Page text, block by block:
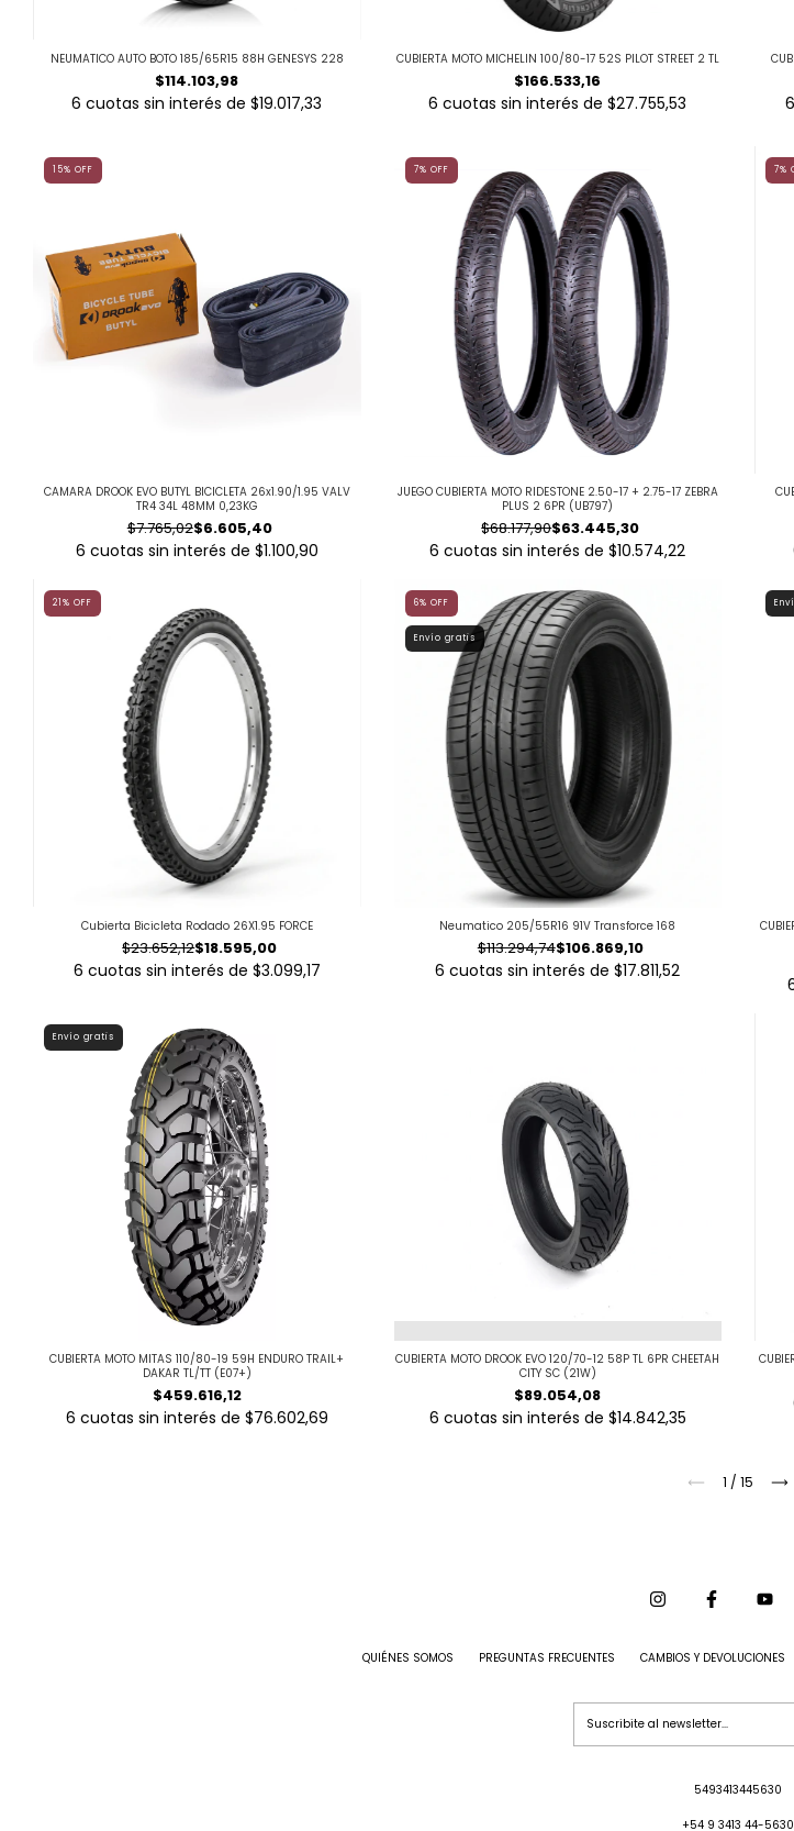
NEUMATICO AUTO BOTO 185/65R15 88H GENESYS 228
$114.103,98
6 cuotas sin interés de$19.017,33
CUBIERTA MOTO MICHELIN 100/80-17 52S PILOT STREET 2 TL
$166.533,16
6 cuotas sin interés de$27.755,53 6
15% OFF
CAMARA DROOK EVO BUTYL BICICLETA 26x1.90/1.95 VALV
TR4 34L 48MM 0,23KG
$6.605,40
$7.765,02
6 cuotas sin interés de $1.100,90
7% OFF
JUEGO CUBIERTA MOTO RIDESTONE 2.50-17 + 2.75-17 ZEBRA
PLUS 2 6PR (UB797)
$63.445,30
$68.177,90
6 cuotas sin interés de$10.574,22
7%
21 % OFF
Cubierta Bicicleta Rodado 26X1.95 FORCE
$18.595,00
$23.652,12
6 cuotas sin interés de $3.099,17
6% OFF
Envío gratis
Neumatico 205/55R16 91V Transforce 168
$106.869,10
$113.294,74
6 cuotas sin interés de$17.811,52
Envío gratis
CUBIERTA MOTO MITAS 110/80-19 59H ENDURO TRAIL+
DAKAR TL/TT (E07+)
$459.616,12
6 cuotas sin interés de $76.602,69
CUBIERTA MOTO DROOK EVO 120/70-12 58P TL 6PR CHEETAH
CITY SC (21W)
$89.054,08
6 cuotas sin interés de $14.842,35
1 / 15
QUIÉNES SOMOS PREGUNTAS FRECUENTES CAMBIOS Y DEVOLUCIONES
5493413445630
+54 9 3413 44-5630